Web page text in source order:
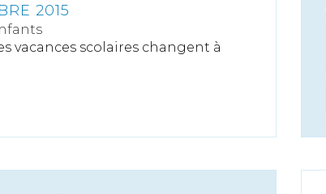
2015
vacances scolaires changent à